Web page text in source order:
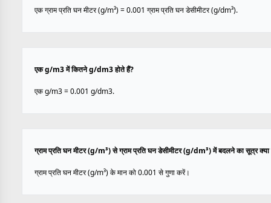
एक ग्राम प्रति घन मीटर (g/m³) = 0.001 ग्राम प्रति घन डेसीमीटर (g/dm³).
एक g/m3 में कितने g/dm3 होते हैं?
एक g/m3 = 0.001 g/dm3.
ग्राम प्रति घन मीटर (g/m³) से ग्राम प्रति घन डेसीमीटर (g/dm³) में बदलने का सूत्र क्या
ग्राम प्रति घन मीटर (g/m³) के मान को 0.001 से गुणा करें।